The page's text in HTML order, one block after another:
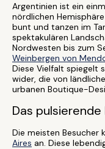
Argentinien ist ein
nördlichen
bunt und tanzen im
spektakulären
Nordwesten bis zum
Weinbergen von
Diese Vielfalt spiegelt
wider, die von
urbanen Boutique-
Das
Die meisten Besucher
Aires an. Diese